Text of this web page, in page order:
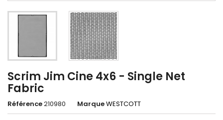
Scrim Jim Cine 4x6 - Single Net
Fabric
Référence210980 MarqueWESTCOTT